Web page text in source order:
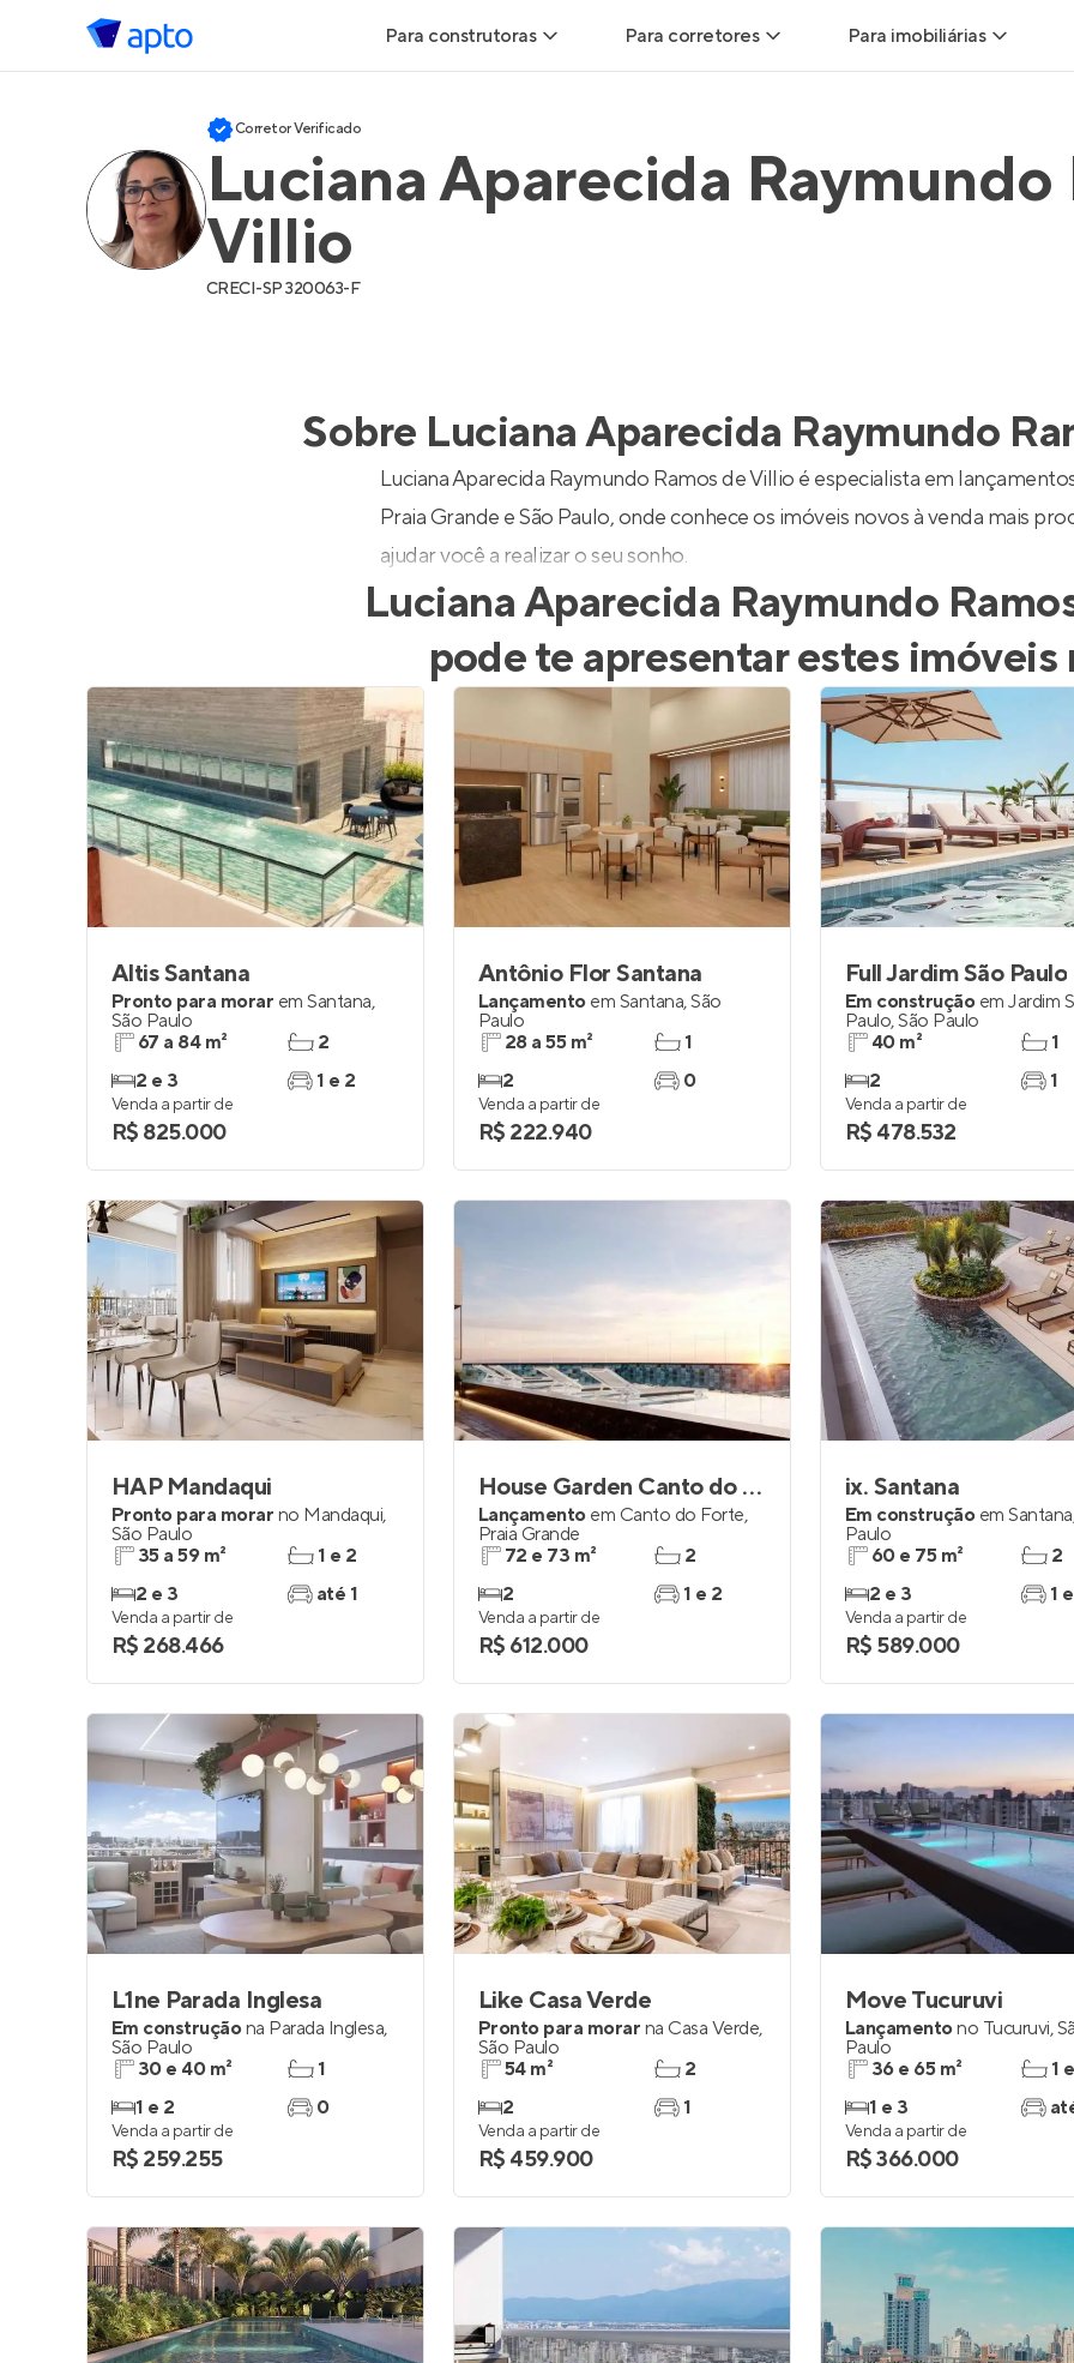
Para construtoras
Geração de Visitas
Anunciar Imóveis
Para corretores
Corretor+
Anunciar imóveis
Para imobiliárias
Hub de imobiliárias
Corretor Verificado
Luciana Aparecida Raymundo
Villio
CRECI-SP 320063-F
Sobre Luciana Aparecida Raymundo
Luciana Aparecida Raymundo Ramos de Villio é especialista em
Praia Grande e São Paulo, onde conhece os imóveis novos à venda mais
ajudar você a realizar o seu sonho.
Luciana Aparecida Raymundo
pode te apresentar estes imóveis
Altis Santana
Pronto para morar em Santana,
São Paulo
67 a 84 m²
2 e 3
2
1 e 2
Venda a partir de
R$ 825.000
Antônio Flor Santana
Lançamento em Santana,São
Paulo
28 a 55 m²
2
1
0
Venda a partir de
R$ 222.940
Full Jardim São Paulo
Em construção em Jardim
Paulo,São Paulo
40 m²
2
1
1
Venda a partir de
R$ 478.532
HAP Mandaqui
Pronto para morar no Mandaqui,
São Paulo
35 a 59 m²
2 e 3
1 e 2
até 1
Venda a partir de
R$ 268.466
House Garden Canto do Forte
Lançamento em Canto do Forte,
Praia Grande
72 e 73 m²
2
2
1 e 2
Venda a partir de
R$ 612.000
ix. Santana
Em construção em Santana
Paulo
60 e 75 m²
2 e 3
2
1
Venda a partir de
R$ 589.000
L1ne Parada Inglesa
Em construçãona Parada Inglesa,
São Paulo
30 e 40 m²
1 e 2
1
0
Venda a partir de
R$ 259.255
Like Casa Verde
Pronto para morar na Casa Verde,
São Paulo
54 m²
2
2
1
Venda a partir de
R$ 459.900
Move Tucuruvi
Lançamentono Tucuruvi,
Paulo
36 e 65 m²
1 e 3
1
Venda a partir de
R$ 366.000